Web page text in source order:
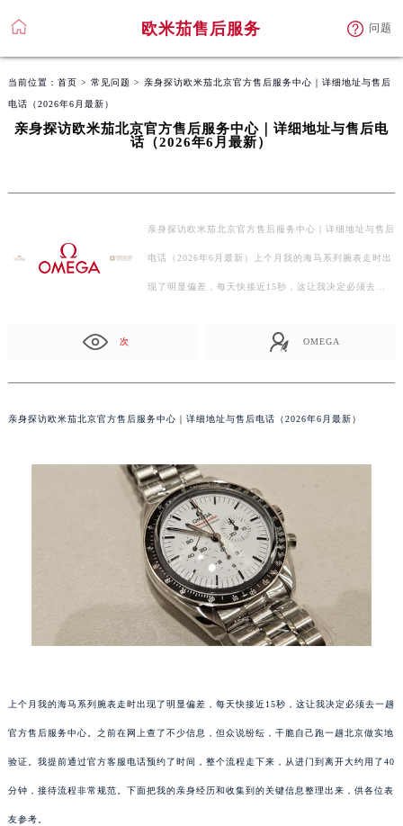
欧米茄售后服务 问题
当前位置： 首页 > 常见问题 > 亲身探访欧米茄北京官方售后服务中心｜详细地址与售后
电话（2026年6月最新）
亲身探访欧米茄北京官方售后服务中心｜详细地址与售后电
话（2026年6月最新）
亲身探访欧米茄北京官方售后服务中心｜详细地址与售后
电话（2026年6月最新）上个月我的海马系列腕表走时出
现了明显偏差，每天快接近15秒，这让我决定必须去一
次 OMEGA
亲身探访欧米茄北京官方售后服务中心｜详细地址与售后电话（2026年6月最新）
上个月我的海马系列腕表走时出现了明显偏差，每天快接近15秒，这让我决定必须去一趟
官方售后服务中心。之前在网上查了不少信息，但众说纷纭，干脆自己跑一趟北京做实地
验证。我提前通过官方客服电话预约了时间，整个流程走下来，从进门到离开大约用了40
分钟，接待流程非常规范。下面把我的亲身经历和收集到的关键信息整理出来，供各位表
友参考。